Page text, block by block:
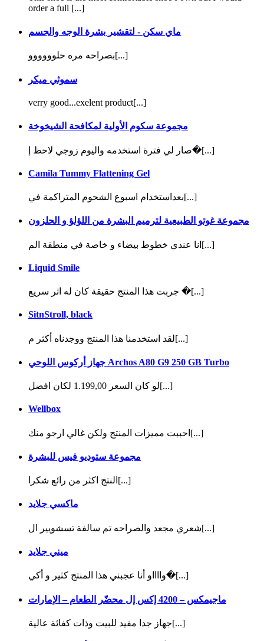
order a full [...]
ماي سكن - لتقشير بشرة الوجه والجسم
بصراحه مره حلوووووو[...]
سموثي ميكر
verry good...exelent product[...]
مجموعة سكوم الأولية لمكافحة الشيخوخة
صار لي فترة استخدمه واليوم زوجي لاحظ إ�[...]
Camila Tummy Flattening Gel
بعداستخدام اسبوع الشحوم المتراكمة في[...]
مجموعة غوتو الطبيعية لترميم البشرة من اللؤلؤ و الحلزون
انا عندي خطوط بيضاء و خاصة في منطقة الم[...]
Liquid Smile
جربت هذا المنتج حقيقة كان له اثر سريع �[...]
SitnStroll, black
لقد استخدمنا هذا المنتج ووجدناه أكثر م[...]
جهاز أركوس اللوحي Archos A80 G9 250 GB Turbo
لو كان السعر 1.199,00 لكان افضل[...]
Wellbox
احببت مميزات المنتج ولكن غالي ارجو منك[...]
مجموعة ستوديو فيس للبشرة
النتج اكثر من رائع شكرا[...]
ماكسي جلايد
شعري مجعد والصراحه تم سالفة تسشويير ال[...]
ميني جلايد
وااااو أنا عجبني هذا المنتج كثير و أكي�[...]
ماجيمكس – 4200 إكس إل محضّر الطعام – الإمارات
جهاز جدا مفيد للبيت وذات كفائة عالية[...]